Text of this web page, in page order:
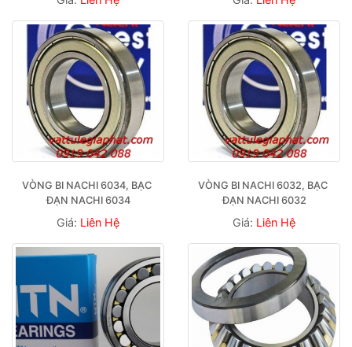
VÒNG BI NACHI 6034, BẠC
ĐẠN NACHI 6034
Giá: Liên Hệ
VÒNG BI NACHI 6032, BẠC
ĐẠN NACHI 6032
Giá: Liên Hệ